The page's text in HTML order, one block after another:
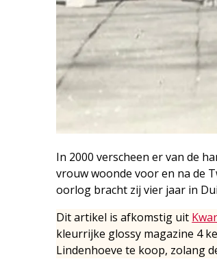
In 2000 verscheen er van de
vrouw woonde voor en na de
oorlog bracht zij vier jaar in
Dit artikel is afkomstig uit
kleurrijke glossy magazine 4
Lindenhoeve te koop, zolang